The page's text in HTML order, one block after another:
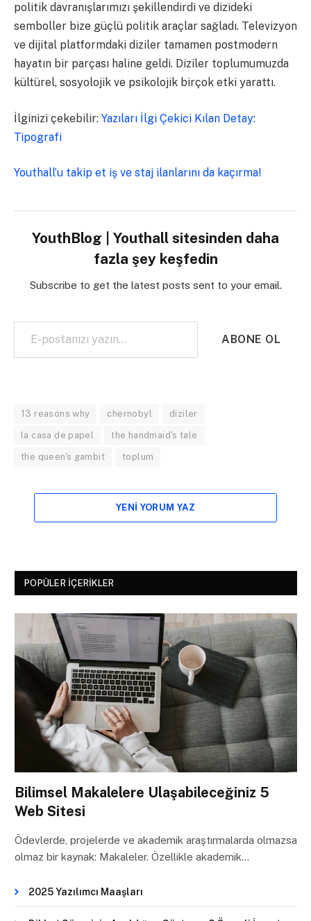
politik davranışlarımızı şekillendirdi ve dizideki
semboller bize güçlü politik araçlar sağladı. Televizyon
ve dijital platformdaki diziler tamamen postmodern
hayatın bir parçası haline geldi. Diziler toplumumuzda
kültürel, sosyolojik ve psikolojik birçok etki yarattı.
İlginizi çekebilir: Yazıları İlgi Çekici Kılan Detay:
Tipografi
Youthall’u takip et iş ve staj ilanlarını da kaçırma!
YouthBlog | Youthall sitesinden daha
fazla şey keşfedin
Subscribe to get the latest posts sent to your email.
E-postanızı yazın…
ABONE OL
13 reasons why chernobyl diziler
la casa de papel the handmaid's tale
the queen's gambit toplum
YENI YORUM YAZ
POPÜLER İÇERIKLER
Bilimsel Makalelere Ulaşabileceğiniz 5
Web Sitesi
Ödevlerde, projelerde ve akademik araştırmalarda olmazsa
olmaz bir kaynak: Makaleler. Özellikle akademik…
2025 Yazılımcı Maaşları